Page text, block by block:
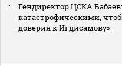
Гендиректор ЦСКА
катастрофическими,
доверия к Игдисамову»